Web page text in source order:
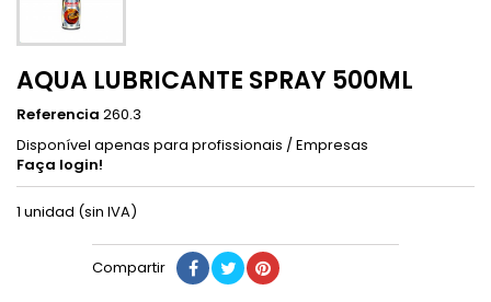
AQUA LUBRICANTE SPRAY 500ML
Referencia 260.3
Disponível apenas para profissionais / Empresas
Faça login!
1 unidad (sin IVA)
Compartir